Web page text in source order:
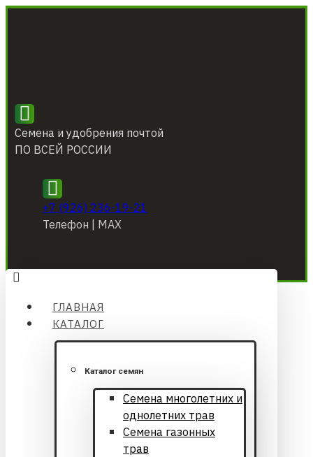
Семена и удобрения почтой
ПО ВСЕЙ РОССИИ
+7 (926) 236-19-21
Телефон | МАХ
ГЛАВНАЯ
КАТАЛОГ
Каталог семян
Cемена многолетних и
однолетних трав
Семена газонных
трав